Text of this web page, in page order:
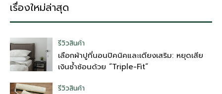
เรื่องใหม่ล่าสุด
รีวิวสินค้า
เลือกผ้าปูที่นอนปิคนิคและเตียงเสริม: หยุดเสีย
เงินซ้ำซ้อนด้วย “Triple-Fit”
รีวิวสินค้า